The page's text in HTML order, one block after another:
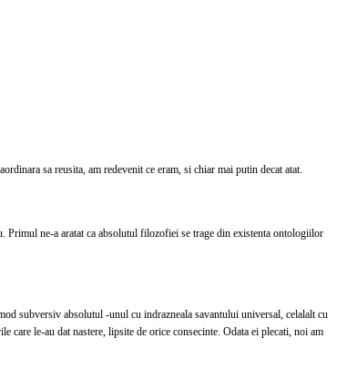
sa reusita, am redevenit ce eram, si chiar mai putin decat atat.
ne-a aratat ca absolutul filozofiei se trage din existenta ontologiilor
subversiv absolutul -unul cu indrazneala savantului universal, celalalt cu
le-au dat nastere, lipsite de orice consecinte. Odata ei plecati, noi am